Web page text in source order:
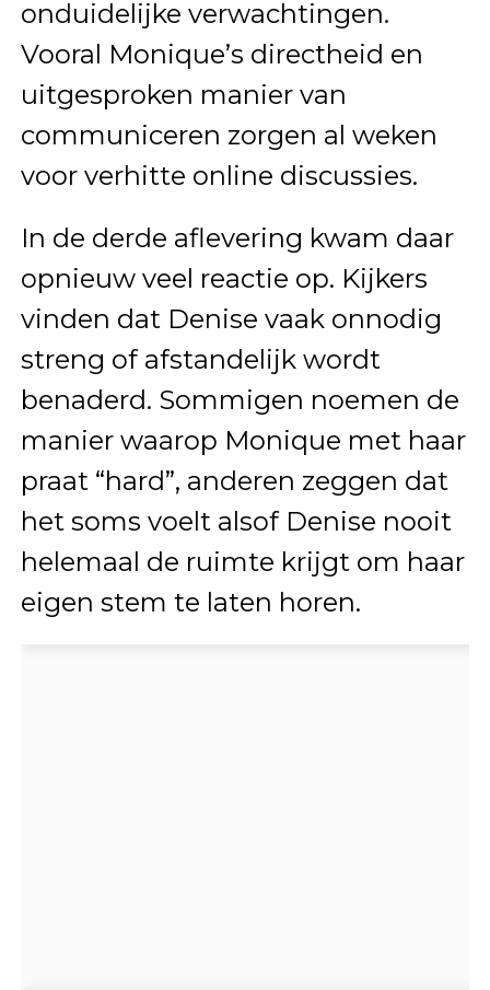
onduidelijke verwachtingen.
Vooral Monique’s directheid en
uitgesproken manier van
communiceren zorgen al weken
voor verhitte online discussies.
In de derde aflevering kwam daar
opnieuw veel reactie op. Kijkers
vinden dat Denise vaak onnodig
streng of afstandelijk wordt
benaderd. Sommigen noemen de
manier waarop Monique met haar
praat “hard”, anderen zeggen dat
het soms voelt alsof Denise nooit
helemaal de ruimte krijgt om haar
eigen stem te laten horen.